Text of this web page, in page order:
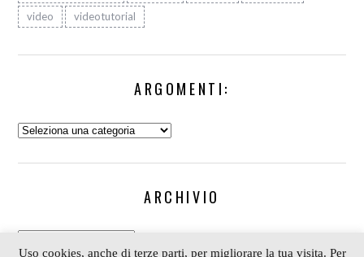
video
videotutorial
ARGOMENTI:
Argomenti:
ARCHIVIO
Archivio
Uso cookies, anche di terze parti, per migliorare la tua visita. Per